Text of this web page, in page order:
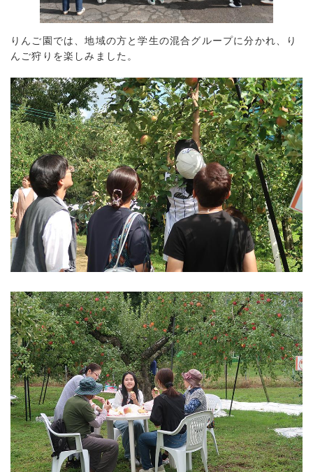
りんご園では、地域の方と学生の混合グループに分かれ、り
んご狩りを楽しみました。